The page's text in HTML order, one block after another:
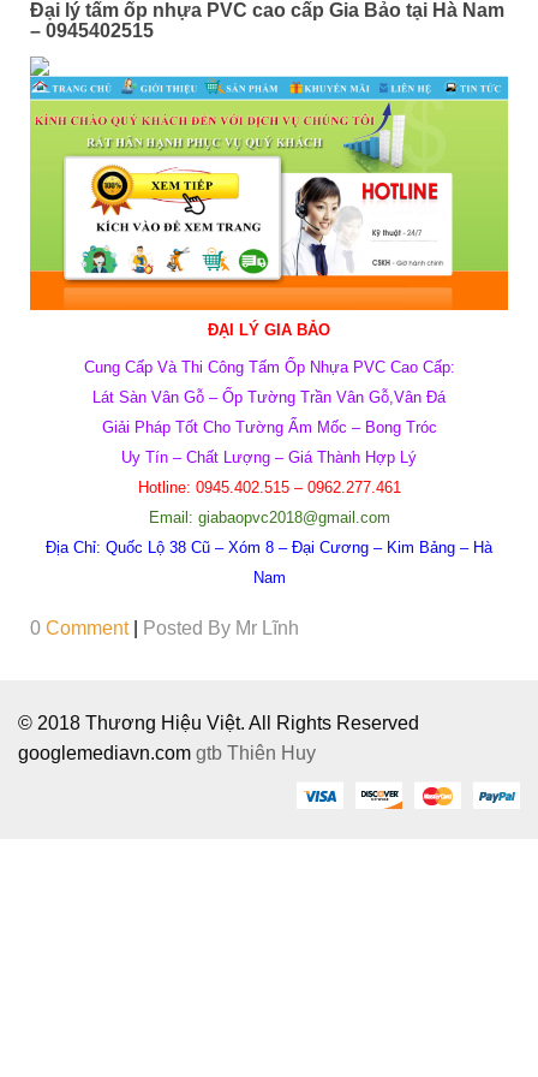
Đại lý tấm ốp nhựa PVC cao cấp Gia Bảo tại Hà Nam
– 0945402515
ĐẠI LÝ GIA BẢO
Cung Cấp Và Thi Công Tấm Ốp Nhựa PVC Cao Cấp:
Lát Sàn Vân Gỗ – Ốp Tường Trần Vân Gỗ,Vân Đá
Giải Pháp Tốt Cho Tường Ẩm Mốc – Bong Tróc
Uy Tín – Chất Lượng – Giá Thành Hợp Lý
Hotline: 0945.402.515 – 0962.277.461
Email: giabaopvc2018@gmail.com
Địa Chỉ: Quốc Lộ 38 Cũ – Xóm 8 – Đại Cương – Kim Bảng – Hà
Nam
0 Comment Posted By Mr Lĩnh
© 2018 Thương Hiệu Việt. All Rights Reserved
googlemediavn.com gtb Thiên Huy